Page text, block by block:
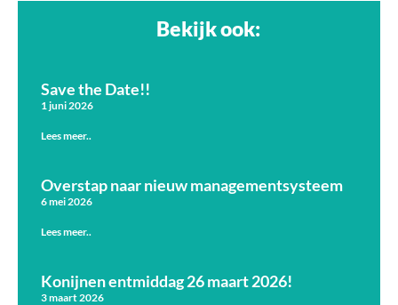
Bekijk ook:
Save the Date!!
1 juni 2026
Lees meer..
Overstap naar nieuw managementsysteem
6 mei 2026
Lees meer..
Konijnen entmiddag 26 maart 2026!
3 maart 2026